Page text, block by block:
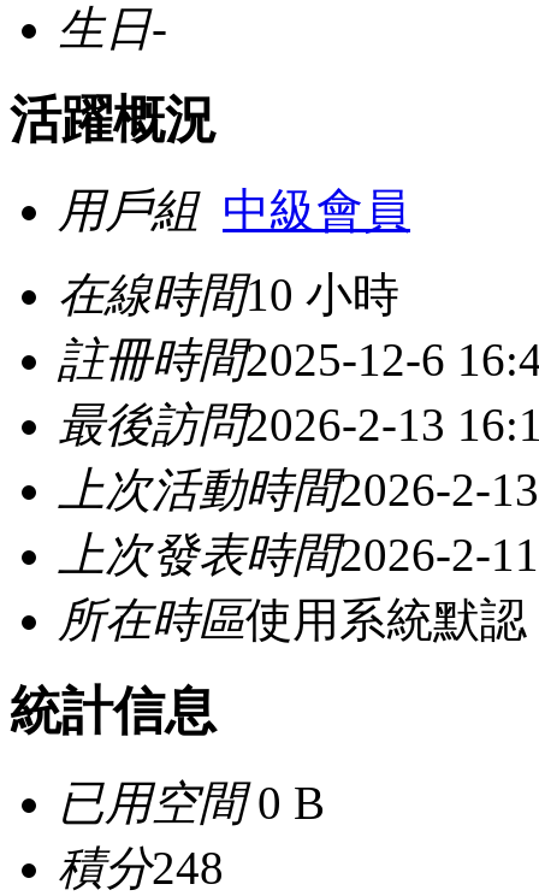
生日-
活躍概況
用戶組 中級會員
在線時間10 小時
註冊時間2025-12-6
最後訪問2026-2-13
上次活動時間2026-2-
上次發表時間2026-2-
所在時區使用系統默認
統計信息
已用空間0 B
積分248